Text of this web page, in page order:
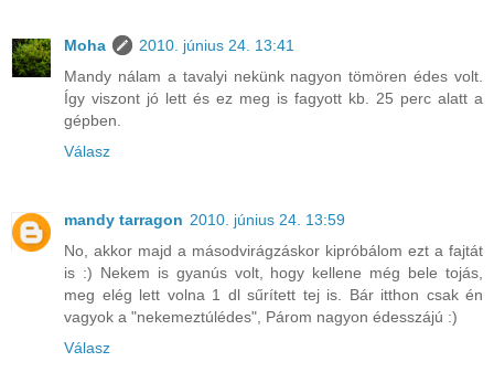
Moha
2010. június 24. 13:41
Mandy nálam a tavalyi nekünk nagyon tömören édes volt.
Így viszont jó lett és ez meg is fagyott kb. 25 perc alatt a
gépben.
Válasz
mandy tarragon 2010. június 24. 13:59
No, akkor majd a másodvirágzáskor kipróbálom ezt a fajtát
is :) Nekem is gyanús volt, hogy kellene még bele tojás,
meg elég lett volna 1 dl sűrített tej is. Bár itthon csak én
vagyok a "nekemeztúlédes", Párom nagyon édesszájú :)
Válasz